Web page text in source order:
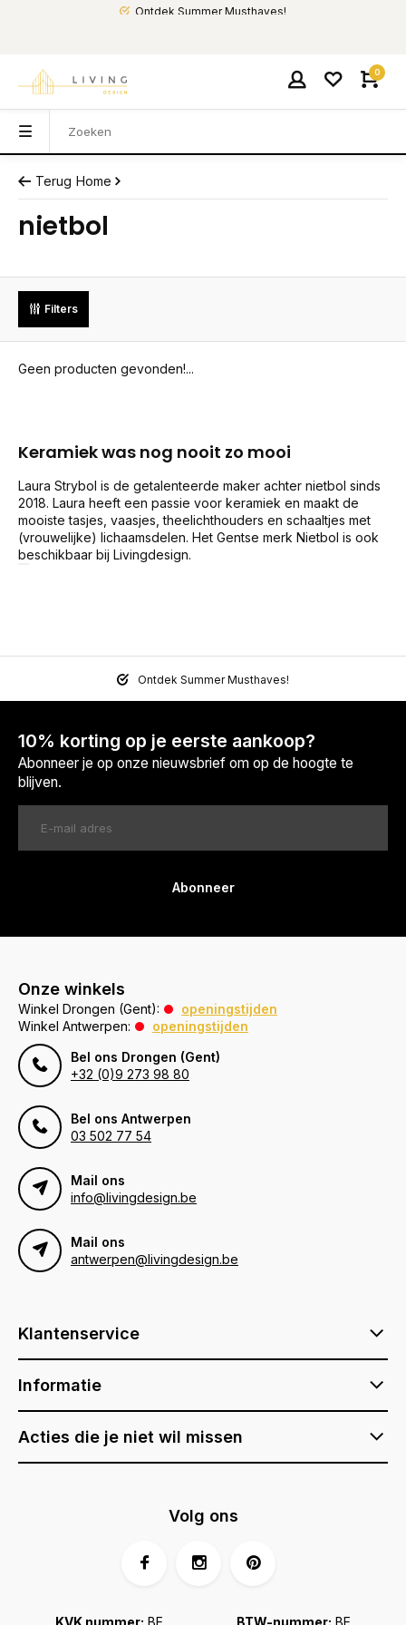
Ontdek Summer Musthaves!
0
Terug Home
nietbol
Filters
Geen producten gevonden!...
Keramiek was nog nooit zo mooi
Laura Strybol is de getalenteerde maker achter nietbol sinds
2018. Laura heeft een passie voor keramiek en maakt de
mooiste tasjes, vaasjes, theelichthouders en schaaltjes met
(vrouwelijke) lichaamsdelen. Het Gentse merk Nietbol is ook
beschikbaar bij Livingdesign.
Ontdek Summer Musthaves!
10% korting op je eerste aankoop?
Abonneer je op onze nieuwsbrief om op de hoogte te
blijven.
Abonneer
Onze winkels
Winkel Drongen (Gent):
openingstijden
Winkel Antwerpen:
openingstijden
Bel ons Drongen (Gent)
+32 (0)9 273 98 80
Bel ons Antwerpen
03 502 77 54
Mail ons
info@livingdesign.be
Mail ons
antwerpen@livingdesign.be
Klantenservice
Informatie
Acties die je niet wil missen
KVK nummer: BE BTW-nummer: BE
Volg ons